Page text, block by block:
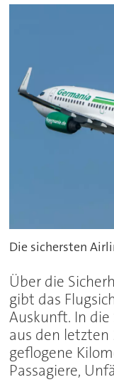
Die sichersten
Über die
gibt das
Auskunft. In
aus den letzten
geflogene
Passagiere,